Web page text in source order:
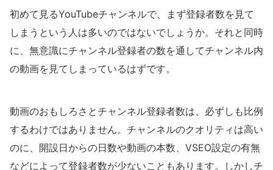
初めて見るYouTubeチャンネルで、まず登録者数を見て
しまうという人は多いのではないでしょうか。それと同時
に、無意識にチャンネル登録者の数を通してチャンネル内
の動画を見てしまっているはずです。
動画のおもしろさとチャンネル登録者数は、必ずしも比例
するわけではありません。チャンネルのクオリティは高い
のに、開設日からの日数や動画の本数、VSEO設定の有無
などによって登録者数が少ないこともあります。しかしチ